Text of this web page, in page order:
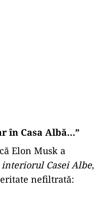
în Casa Albă…”
Elon Musk a
Casei Albe,
nefiltrată: